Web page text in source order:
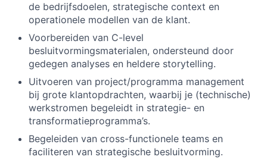
de bedrijfsdoelen, strategische context en
operationele modellen van de klant.
Voorbereiden van C-level
besluitvormingsmaterialen, ondersteund door
gedegen analyses en heldere storytelling.
Uitvoeren van project/programma management
bij grote klantopdrachten, waarbij je (technische)
werkstromen begeleidt in strategie- en
transformatieprogramma’s.
Begeleiden van cross-functionele teams en
faciliteren van strategische besluitvorming.